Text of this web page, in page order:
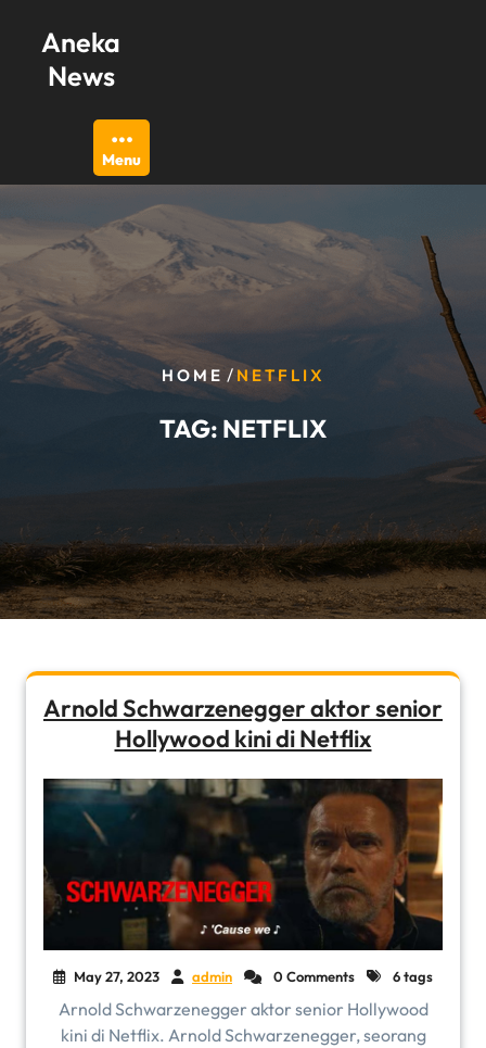
content
Aneka
News
Menu
HOME / NETFLIX
TAG: NETFLIX
Arnold Schwarzenegger aktor senior
Hollywood kini di Netflix
May 27, 2023 admin 0 Comments 6 tags
Arnold Schwarzenegger aktor senior Hollywood
kini di Netflix. Arnold Schwarzenegger, seorang